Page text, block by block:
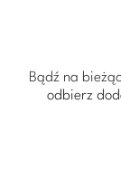
Bądź na
odbierz